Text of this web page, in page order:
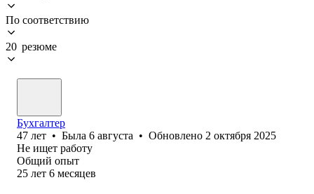
По соответствию
20 резюме
Бухгалтер
47 лет • Была 6 августа • Обновлено 2 октября 2025
Не ищет работу
Общий опыт
25 лет 6 месяцев